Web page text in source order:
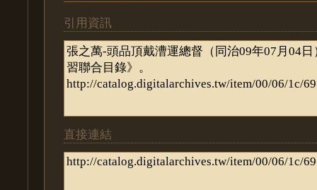
引用資訊
直接連結